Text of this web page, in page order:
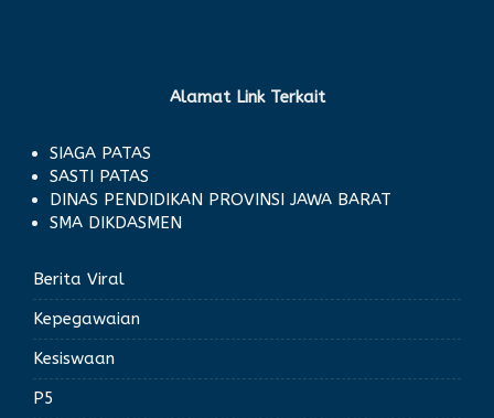
Alamat Link Terkait
SIAGA PATAS
SASTI PATAS
DINAS PENDIDIKAN PROVINSI JAWA BARAT
SMA DIKDASMEN
Berita Viral
Kepegawaian
Kesiswaan
P5